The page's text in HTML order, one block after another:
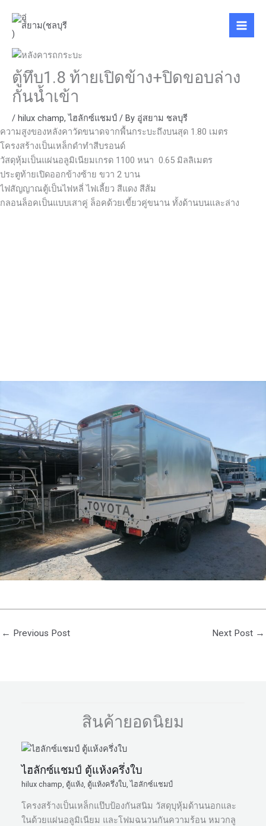
content
ตู้ทึบ1.8 ท้ายเปิดข้าง+ปิดขอบล่าง
กันน้ำเข้า
/ hilux champ,ไฮลักซ์แชมป์ / By อู่สยาม ชลบุรี
ความสูงของหลังคาวัดขนาดจากพื้นกระบะถึงบนสุด 1.80 เมตร
โครงสร้างเป็นเหล็กดำทำสีบรอนด์
วัสดุหุ้มเป็นแผ่นอลูมิเนียมเกรด 1100 หนา 0.65 มิลลิเมตร
ประตูท้ายเปิดออกข้างซ้าย ขวา 2 บาน
ไฟสัญญาณตู้เป็นไฟหลี่ ไฟเลี้ยว สีแดง สีส้ม
กลอนล็อคเป็นแบบเสาคู่ ล็อคด้วยเขี้ยวคู่ขนาน ทั้งด้านบนและล่าง
← Previous Post Next Post →
สินค้ายอดนิยม
ไฮลักซ์แชมป์ ตู้แห้งครึ่งใบ
hilux champ, ตู้แห้ง, ตู้แห้งครึ่งใบ,ไฮลักซ์แชมป์
โครงสร้างเป็นเหล็กแป๊บป้องกันสนิม วัสดุบุหุ้มด้านนอกและ
ในด้วยแผ่นอลูมิเนียม และโฟมฉนวนกันความร้อน หมวกลู